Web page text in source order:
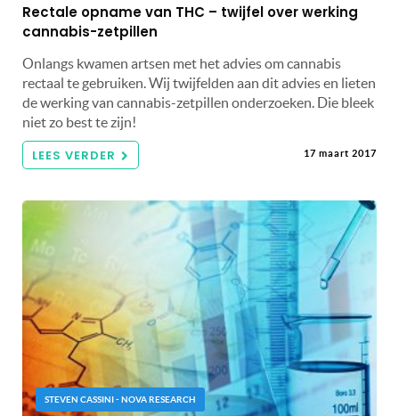
Rectale opname van THC – twijfel over werking
cannabis-zetpillen
Onlangs kwamen artsen met het advies om cannabis
rectaal te gebruiken. Wij twijfelden aan dit advies en lieten
de werking van cannabis-zetpillen onderzoeken. Die bleek
niet zo best te zijn!
LEES VERDER 17 maart 2017
STEVEN CASSINI - NOVA RESEARCH